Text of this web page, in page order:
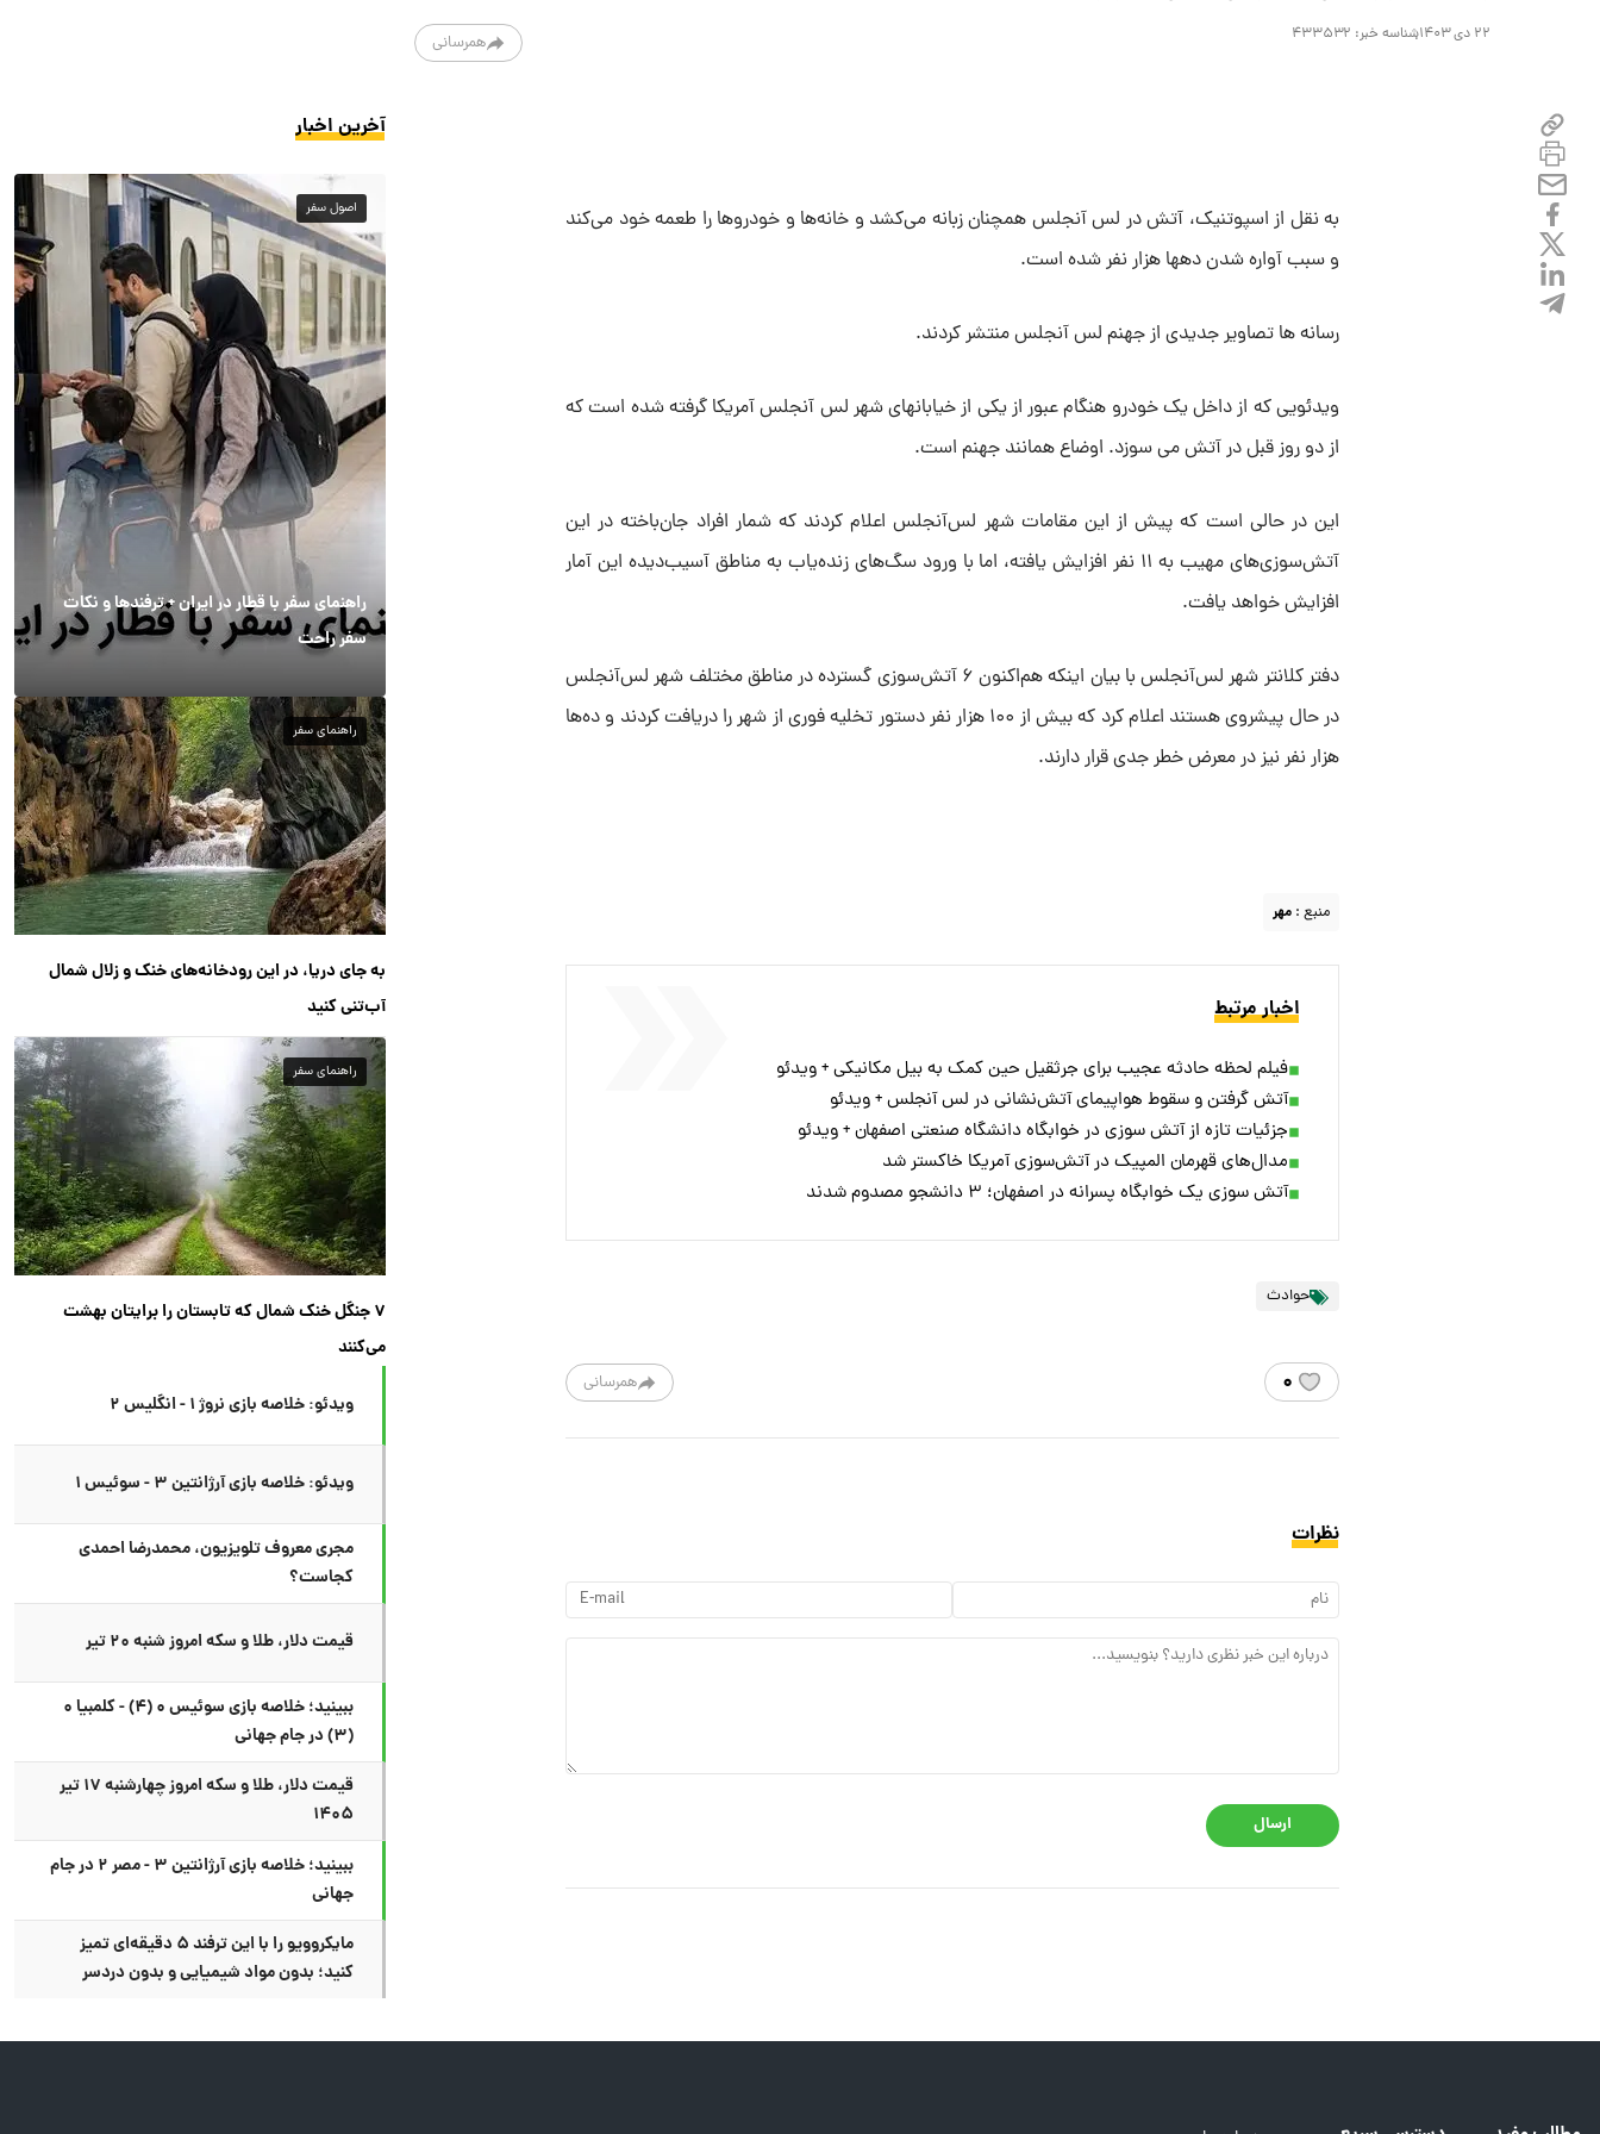
۲۲ دی ۱۴۰۳ شناسه خبر: ۴۳۳۵۳۲ همرسانی
به نقل از اسپوتنیک، آتش در لس آنجلس همچنان زبانه می‌کشد و خانه‌ها و خودروها را طعمه خود می‌کند
و سبب آواره شدن دهها هزار نفر شده است.
رسانه ها تصاویر جدیدی از جهنم لس آنجلس منتشر کردند.
ویدئویی که از داخل یک خودرو هنگام عبور از یکی از خیابانهای شهر لس آنجلس آمریکا گرفته شده است که
از دو روز قبل در آتش می سوزد. اوضاع همانند جهنم است.
این در حالی است که پیش از این مقامات شهر لس‌آنجلس اعلام کردند که شمار افراد جان‌باخته در این
آتش‌سوزی‌های مهیب به ۱۱ نفر افزایش یافته، اما با ورود سگ‌های زنده‌یاب به مناطق آسیب‌دیده این آمار
افزایش خواهد یافت.
دفتر کلانتر شهر لس‌آنجلس با بیان اینکه هم‌اکنون ۶ آتش‌سوزی گسترده در مناطق مختلف شهر لس‌آنجلس
در حال پیشروی هستند اعلام کرد که بیش از ۱۰۰ هزار نفر دستور تخلیه فوری از شهر را دریافت کردند و ده‌ها
هزار نفر نیز در معرض خطر جدی قرار دارند.
منبع : مهر
اخبار مرتبط
فیلم لحظه حادثه عجیب برای جرثقیل حین کمک به بیل مکانیکی + ویدئو
آتش گرفتن و سقوط هواپیمای آتش‌نشانی در لس آنجلس + ویدئو
جزئیات تازه از آتش سوزی در خوابگاه دانشگاه صنعتی اصفهان + ویدئو
مدال‌‌های قهرمان المپیک در آتش‌سوزی آمریکا خاکستر شد
آتش سوزی یک خوابگاه پسرانه در اصفهان؛ ۳ دانشجو مصدوم شدند
حوادث
همرسانی ۰
نظرات
ارسال
آخرین اخبار
اصول سفر
راهنمای سفر با قطار در ایران + ترفندها و نکات
سفر راحت
راهنمای سفر
به جای دریا، در این رودخانه‌های خنک و زلال شمال
آب‌تنی کنید
راهنمای سفر
۷ جنگل خنک شمال که تابستان را برایتان بهشت
می‌کنند
ویدئو: خلاصه بازی نروژ ۱ - انگلیس ۲
ویدئو: خلاصه بازی آرژانتین ۳ - سوئیس ۱
مجری معروف تلویزیون، محمدرضا احمدی
کجاست؟
قیمت دلار، طلا و سکه امروز شنبه ۲۰ تیر
ببینید؛ خلاصه بازی سوئیس ۰ (۴) - کلمبیا ۰
(۳) در جام جهانی
قیمت دلار، طلا و سکه امروز چهارشنبه ۱۷ تیر
۱۴۰۵
ببینید؛ خلاصه بازی آرژانتین ۳ - مصر ۲ در جام
جهانی
مایکروویو را با این ترفند ۵ دقیقه‌ای تمیز
کنید؛ بدون مواد شیمیایی و بدون دردسر